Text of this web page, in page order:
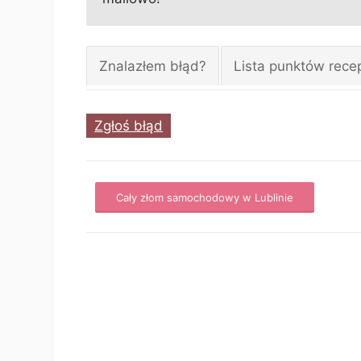
Znalazłem błąd? Lista punktów
Zgłoś błąd
Cały złom samochodowy w Lublinie